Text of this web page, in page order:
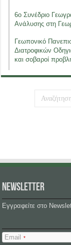
6ο Συνέδριο
Ανάλυσης στη
Γεωπονικό
Διατροφικών
και σοβαροί
NEWSLETTER
Εγγραφείτε στο
Email *